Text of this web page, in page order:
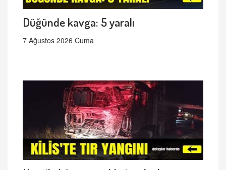
Düğünde kavga: 5 yaralı
7 Ağustos 2026 Cuma